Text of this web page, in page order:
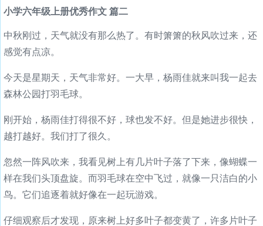
小学六年级上册优秀作文 篇二
中秋刚过，天气就没有那么热了。有时箫箫的秋风吹过来，还
感觉有点凉。
今天是星期天，天气非常好。一大早，杨雨佳就来叫我一起去
森林公园打羽毛球。
刚开始，杨雨佳打得很不好，球也发不好。但是她进步很快，
越打越好。我们打了很久。
忽然一阵风吹来，我看见树上有几片叶子落了下来，像蝴蝶一
样在我们头顶盘旋。而羽毛球在空中飞过，就像一只洁白的小
鸟。它们追逐着就好像在一起玩游戏。
仔细观察后才发现，原来树上好多叶子都变黄了，许多片叶子